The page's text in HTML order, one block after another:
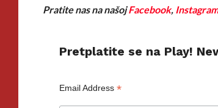
Pratite nas na našojFacebook,
Pretplatite se na Play!
Email Address*